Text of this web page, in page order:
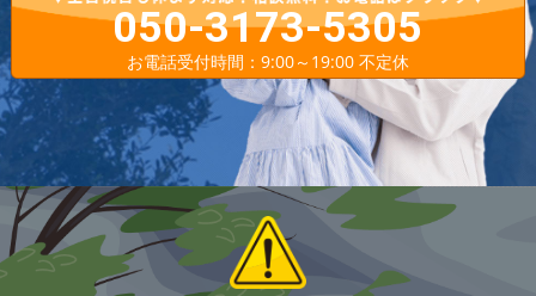
050-3173-5305
お電話受付時間：9:00～19:00 不定休